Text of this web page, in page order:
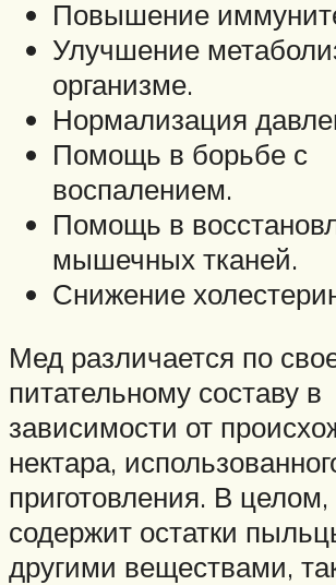
Повышение
Улучшение
организме.
Нормализация
Помощь в борьбе с
воспалением.
Помощь в
мышечных тканей.
Снижение
Мед различается по
питательному составу в
зависимости от
нектара,
приготовления. В целом,
содержит остатки
другими веществами,